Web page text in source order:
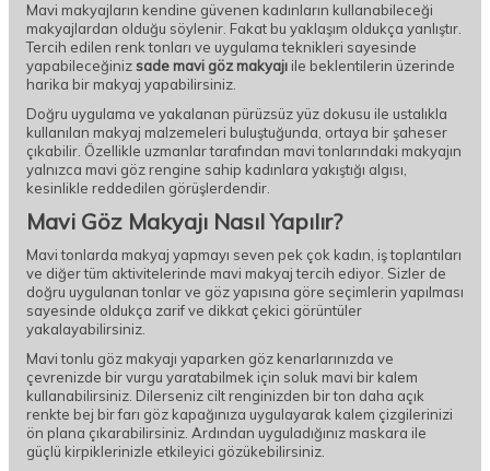
Mavi makyajların kendine güvenen kadınların kullanabileceği
makyajlardan olduğu söylenir. Fakat bu yaklaşım oldukça yanlıştır.
Tercih edilen renk tonları ve uygulama teknikleri sayesinde
yapabileceğinizsade mavi göz makyajı ile beklentilerin üzerinde
harika bir makyaj yapabilirsiniz.
Doğru uygulama ve yakalanan pürüzsüz yüz dokusu ile ustalıkla
kullanılan makyaj malzemeleri buluştuğunda, ortaya bir şaheser
çıkabilir. Özellikle uzmanlar tarafından mavi tonlarındaki makyajın
yalnızca mavi göz rengine sahip kadınlara yakıştığı algısı,
kesinlikle reddedilen görüşlerdendir.
Mavi Göz Makyajı Nasıl Yapılır?
Mavi tonlarda makyaj yapmayı seven pek çok kadın, iş toplantıları
ve diğer tüm aktivitelerinde mavi makyaj tercih ediyor. Sizler de
doğru uygulanan tonlar ve göz yapısına göre seçimlerin yapılması
sayesinde oldukça zarif ve dikkat çekici görüntüler
yakalayabilirsiniz.
Mavi tonlu göz makyajı yaparken göz kenarlarınızda ve
çevrenizde bir vurgu yaratabilmek için soluk mavi bir kalem
kullanabilirsiniz. Dilerseniz cilt renginizden bir ton daha açık
renkte bej bir farı göz kapağınıza uygulayarak kalem çizgilerinizi
ön plana çıkarabilirsiniz. Ardından uyguladığınız maskara ile
güçlü kirpiklerinizle etkileyici gözükebilirsiniz.